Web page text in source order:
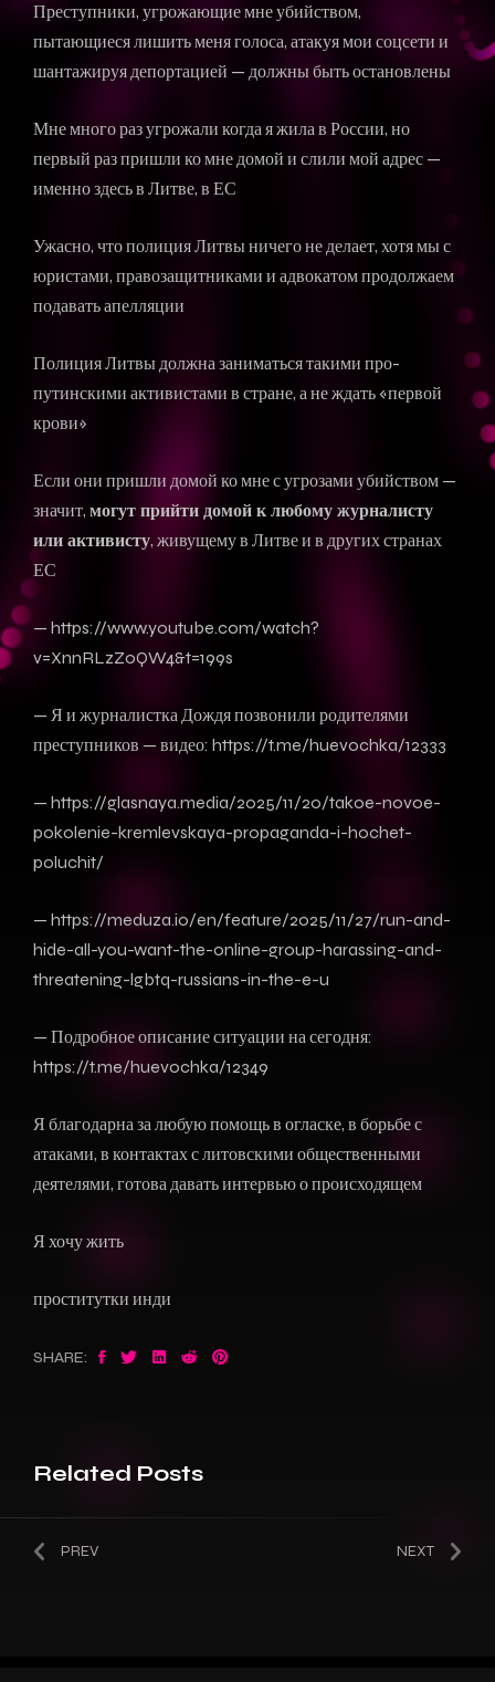
Преступники, угрожающие мне убийством,
пытающиеся лишить меня голоса, атакуя мои соцсети и
шантажируя депортацией — должны быть остановлены
Мне много раз угрожали когда я жила в России, но
первый раз пришли ко мне домой и слили мой адрес —
именно здесь в Литве, в ЕС
Ужасно, что полиция Литвы ничего не делает, хотя мы с
юристами, правозащитниками и адвокатом продолжаем
подавать апелляции
Полиция Литвы должна заниматься такими про-
путинскими активистами в стране, а не ждать «первой
крови»
Если они пришли домой ко мне с угрозами убийством —
значит, могут прийти домой к любому журналисту
или активисту, живущему в Литве и в других странах
ЕС
— https://www.youtube.com/watch?
v=XnnRLzZ0QW4&t=199s
— Я и журналистка Дождя позвонили родителями
преступников — видео: https://t.me/huevochka/12333
— https://glasnaya.media/2025/11/20/takoe-novoe-
pokolenie-kremlevskaya-propaganda-i-hochet-
poluchit/
— https://meduza.io/en/feature/2025/11/27/run-and-
hide-all-you-want-the-online-group-harassing-and-
threatening-lgbtq-russians-in-the-e-u
— Подробное описание ситуации на сегодня:
https://t.me/huevochka/12349
Я благодарна за любую помощь в огласке, в борьбе с
атаками, в контактах с литовскими общественными
деятелями, готова давать интервью о происходящем
Я хочу жить
проститутки инди
SHARE:
Related Posts
PREV NEXT